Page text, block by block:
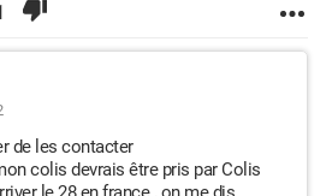
de les contacter
colis devrais être pris par Colis